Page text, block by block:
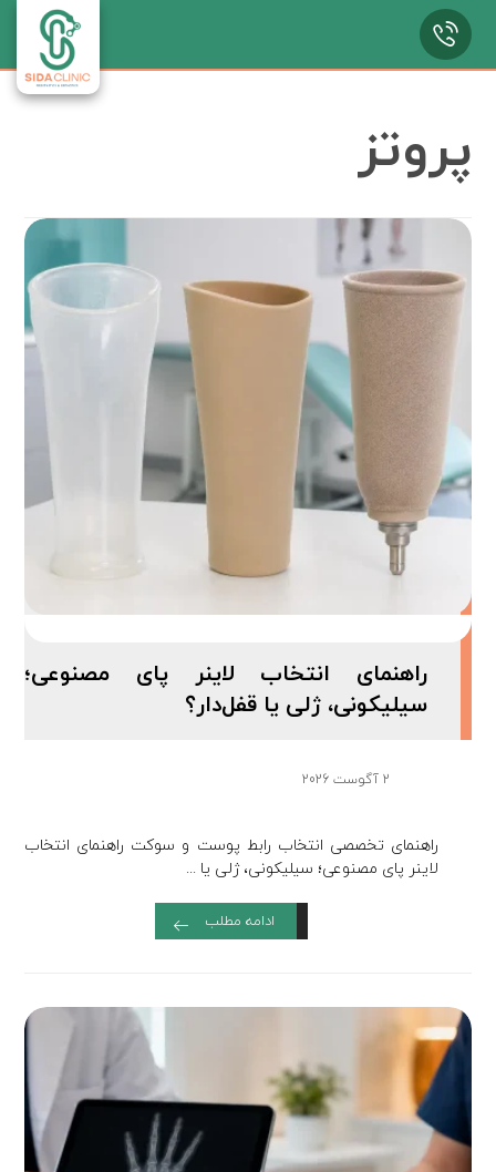
پروتز
راهنمای انتخاب لاینر پای مصنوعی؛
سیلیکونی، ژلی یا قفل‌دار؟
2 آگوست 2026
راهنمای تخصصی انتخاب رابط پوست و سوکت راهنمای انتخاب
لاینر پای مصنوعی؛ سیلیکونی، ژلی یا ...
ادامه مطلب